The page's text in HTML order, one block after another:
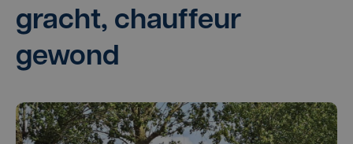
gracht, chauf­feur
gewond